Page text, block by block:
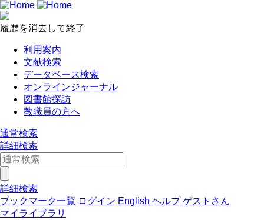
履歴を消去して終了
利用案内
文献検索
データベース検索
オンラインジャーナル
図書館探訪
教職員の方へ
通常検索
詳細検索
詳細検索
ブックマーク一覧 ログイン English ヘルプ ゲストさん
マイライブラリ